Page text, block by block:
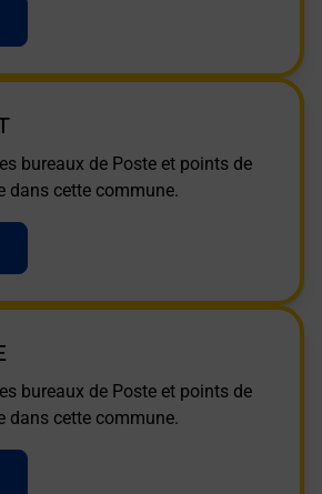
bureaux de Poste et points de
dans cette commune.
bureaux de Poste et points de
dans cette commune.